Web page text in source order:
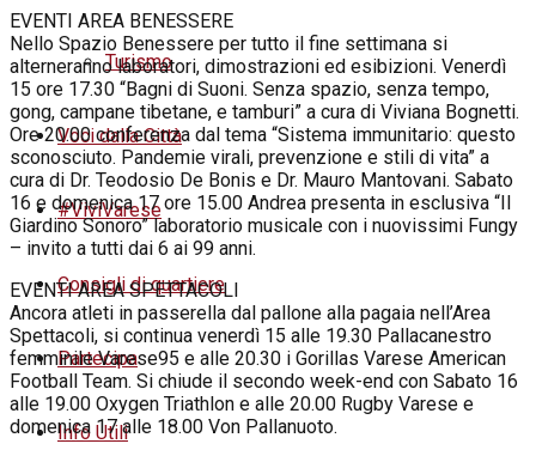
Turismo
Voci dalla Città
#ViviVarese
Consigli di quartiere
Partecipa
Info Utili
EVENTI AREA BENESSERE
Nello Spazio Benessere per tutto il fine settimana si
alterneranno laboratori, dimostrazioni ed esibizioni. Venerdì
15 ore 17.30 “Bagni di Suoni. Senza spazio, senza tempo,
gong, campane tibetane, e tamburi” a cura di Viviana Bognetti.
Ore 20.00 conferenza dal tema “Sistema immunitario: questo
sconosciuto. Pandemie virali, prevenzione e stili di vita” a
cura di Dr. Teodosio De Bonis e Dr. Mauro Mantovani. Sabato
16 e domenica 17 ore 15.00 Andrea presenta in esclusiva “Il
Giardino Sonoro” laboratorio musicale con i nuovissimi Fungy
– invito a tutti dai 6 ai 99 anni.
EVENTI AREA SPETTACOLI
Ancora atleti in passerella dal pallone alla pagaia nell’Area
Spettacoli, si continua venerdì 15 alle 19.30 Pallacanestro
femminile Varese95 e alle 20.30 i Gorillas Varese American
Football Team. Si chiude il secondo week-end con Sabato 16
alle 19.00 Oxygen Triathlon e alle 20.00 Rugby Varese e
domenica 17 alle 18.00 Von Pallanuoto.